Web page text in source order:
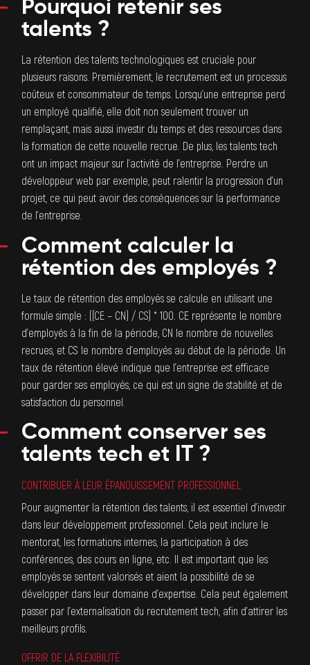
Pourquoi retenir ses
talents ?
La rétention des talents technologiques est cruciale pour
plusieurs raisons. Premièrement, le recrutement est un processus
coûteux et consommateur de temps. Lorsqu’une entreprise perd
un employé qualifié, elle doit non seulement trouver un
remplaçant, mais aussi investir du temps et des ressources dans
la formation de cette nouvelle recrue. De plus, les talents tech
ont un impact majeur sur l’activité de l’entreprise. Perdre un
développeur web par exemple, peut ralentir la progression d’un
projet, ce qui peut avoir des conséquences sur la performance
de l’entreprise.
Comment calculer la
rétention des employés ?
Le taux de rétention des employés se calcule en utilisant une
formule simple : ((CE – CN) / CS) * 100. CE représente le nombre
d’employés à la fin de la période, CN le nombre de nouvelles
recrues, et CS le nombre d’employés au début de la période. Un
taux de rétention élevé indique que l’entreprise est efficace
pour garder ses employés, ce qui est un signe de stabilité et de
satisfaction du personnel.
Comment conserver ses
talents tech et IT ?
CONTRIBUER À LEUR ÉPANOUISSEMENT PROFESSIONNEL
Pour augmenter la rétention des talents, il est essentiel d’investir
dans leur développement professionnel. Cela peut inclure le
mentorat, les formations internes, la participation à des
conférences, des cours en ligne, etc. Il est important que les
employés se sentent valorisés et aient la possibilité de se
développer dans leur domaine d’expertise. Cela peut également
passer par l’externalisation du recrutement tech, afin d’attirer les
meilleurs profils.
OFFRIR DE LA FLEXIBILITÉ